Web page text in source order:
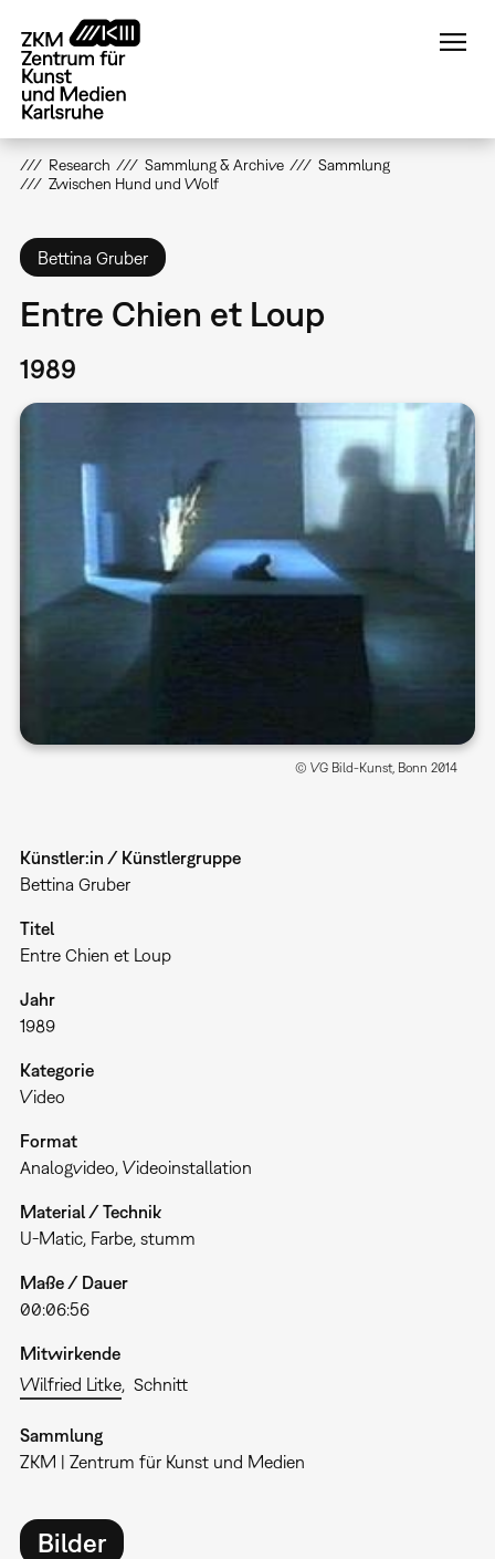
zum
Inhalt
Research Sammlung & Archive
Sammlung
Zwischen Hund und Wolf
Bettina Gruber
Entre Chien et Loup
1989
© VG Bild-Kunst, Bonn 2014
Künstler:in / Künstlergruppe
Bettina Gruber
Titel
Entre Chien et Loup
Jahr
1989
Kategorie
Video
Format
Analogvideo Videoinstallation
Material / Technik
U-Matic, Farbe, stumm
Maße / Dauer
00:06:56
Mitwirkende
Wilfried Litke
Schnitt
Sammlung
ZKM | Zentrum für Kunst und Medien
Bilder